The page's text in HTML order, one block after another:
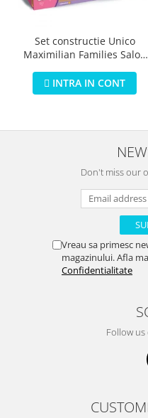
Set constructie Unico
Maximilian Families Salon
INTRA IN CONT
Don't miss our
Vreau sa primesc
magazinului. Afla
Confidentialitate
Follow